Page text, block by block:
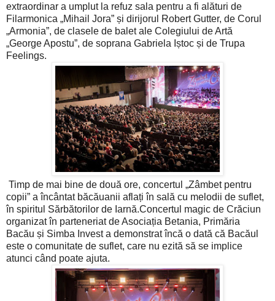
extraordinar a umplut la refuz sala pentru a fi alături de
Filarmonica „Mihail Jora” și dirijorul Robert Gutter, de Corul
„Armonia”, de clasele de balet ale Colegiului de Artă
„George Apostu”, de soprana Gabriela Iștoc și de Trupa
Feelings.
Timp de mai bine de două ore, concertul „Zâmbet pentru
copii” a încântat băcăuanii aflați în sală cu melodii de suflet,
în spiritul Sărbătorilor de Iarnă.Concertul magic de Crăciun
organizat în parteneriat de Asociația Betania, Primăria
Bacău și Simba Invest a demonstrat încă o dată că Bacăul
este o comunitate de suflet, care nu ezită să se implice
atunci când poate ajuta.